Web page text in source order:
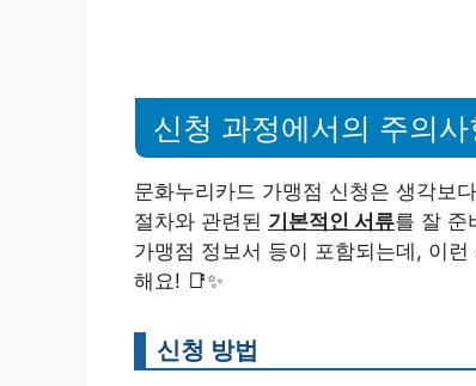
신청 과정에서의 주의사
문화누리카드 가맹점 신청은 생각보
절차와 관련된 기본적인 서류를 잘 준
가맹점 정보서 등이 포함되는데, 이런
해요! 📑✨
신청 방법